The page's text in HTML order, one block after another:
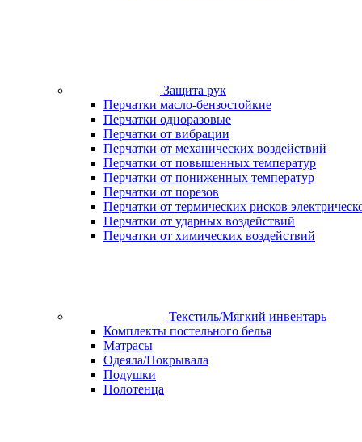
Защита рук
Перчатки масло-бензостойкие
Перчатки одноразовые
Перчатки от вибрации
Перчатки от механических воздействий
Перчатки от повышенных температур
Перчатки от пониженных температур
Перчатки от порезов
Перчатки от термических рисков
Перчатки от ударных воздействий
Перчатки от химических воздействий
Текстиль/Мягкий инвентарь
Комплекты постельного белья
Матрасы
Одеяла/Покрывала
Подушки
Полотенца